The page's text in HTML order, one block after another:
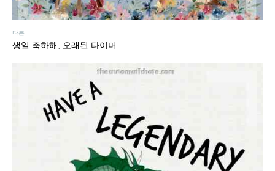
다른
생일 축하해, 오래된 타이머.